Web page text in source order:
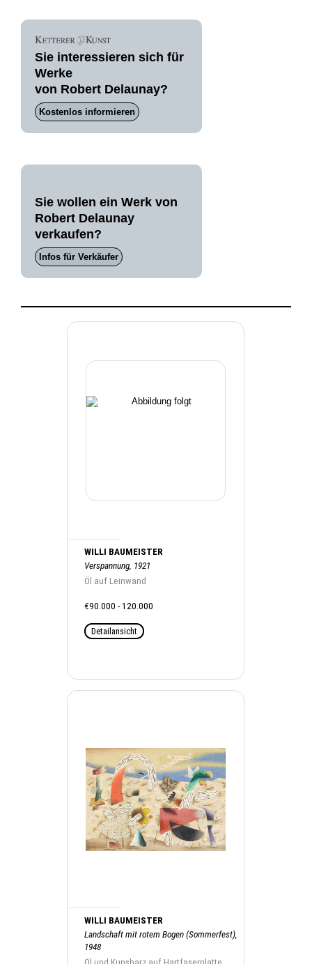
Sie interessieren sich für
Werke
von Robert Delaunay?
Kostenlos informieren
Sie wollen ein Werk von
Robert Delaunay
verkaufen?
Infos für Verkäufer
WILLI BAUMEISTER
Verspannung, 1921
Öl auf Leinwand
€90.000 - 120.000
Detailansicht
WILLI BAUMEISTER
Landschaft mit rotem Bogen (Sommerfest),
1948